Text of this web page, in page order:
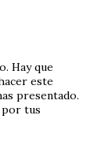
Hay que
este
presentado.
por tus